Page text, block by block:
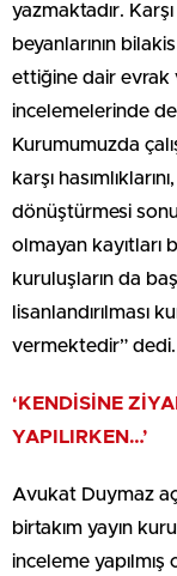
yazmaktadır.
beyanlarının
ettiğine dair evrak
incelemelerinde de
Kurumumuzda
karşı
dönüştürmesi
olmayan kayıtları
kuruluşların da
lisanlandırılması
vermektedir” dedi.
‘KENDİSİNE
YAPILIRKEN…’
Avukat Duymaz
birtakım yayın
inceleme